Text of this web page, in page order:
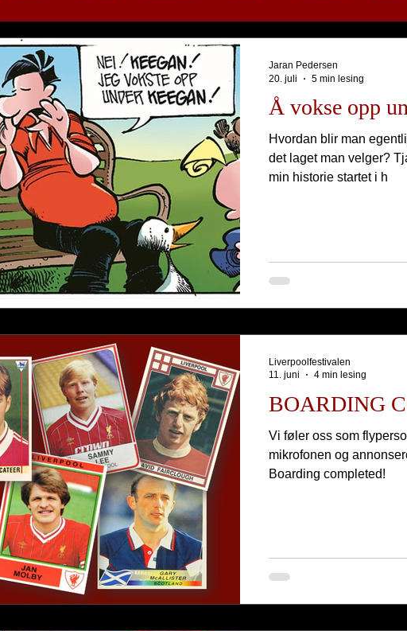
Merch Liverpoolfestivalen 2022 Liverpoolfestivalen 2023
Liverpoolfestivalen 2025 Billetter Liverpoolfestivalen 2026Å vokse opp
Hvordan blir man
det laget man velger?
min historie startet i h
Jaran Pedersen
20. juli
5 min lesing
BOARDING
Vi føler oss som
mikrofonen og
Boarding completed!
Liverpoolfestivalen
11. juni
4 min lesing